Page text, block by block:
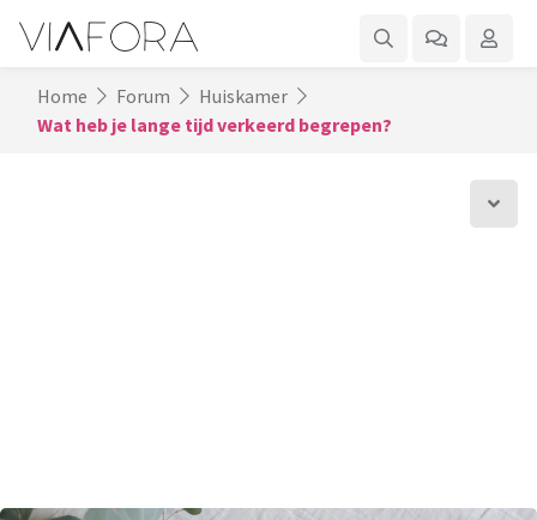
Home Forum
Huiskamer
Wat heb je lange tijd verkeerd begrepen?